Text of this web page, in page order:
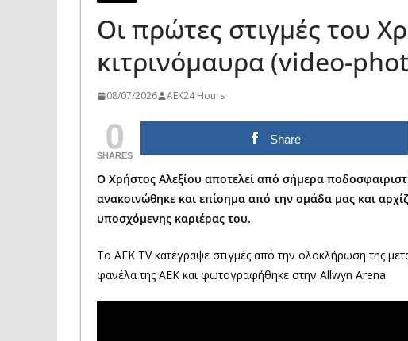
Οι πρώτες στιγμές του
κιτρινόμαυρα (video-
08/07/2026 AEK24 Hours
0
SHARES
Share
Ο Χρήστος Αλεξίου αποτελεί από σήμερα
ανακοινώθηκε και επίσημα από την ομάδα μας και
υποσχόμενης καριέρας του.
Το ΑΕΚ TV κατέγραψε στιγμές από την ολοκλήρωση της
φανέλα της ΑΕΚ και φωτογραφήθηκε στην Allwyn Arena.